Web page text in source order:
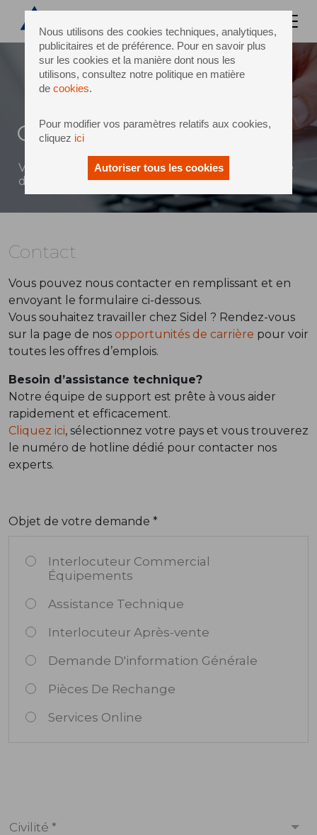
Nous utilisons des cookies techniques, analytiques,
publicitaires et de préférence. Pour en savoir plus
sur les cookies et la manière dont nous les
utilisons, consultez notre politique en matière
de cookies.
Pour modifier vos paramètres relatifs aux cookies,
cliquez ici
Autoriser tous les cookies
Contact
Vous pouvez envoyer un message à Sidel à l'aide
du formulaire ci-dessous
Contact
Vous pouvez nous contacter en remplissant et en
envoyant le formulaire ci-dessous.
Vous souhaitez travailler chez Sidel ? Rendez-vous
sur la page de nos opportunités de carrière pour voir
toutes les offres d’emplois.
Besoin d’assistance technique?
Notre équipe de support est prête à vous aider
rapidement et efficacement.
Cliquez ici, sélectionnez votre pays et vous trouverez
le numéro de hotline dédié pour contacter nos
experts.
Objet de votre demande *
Interlocuteur Commercial
Équipements
Assistance Technique
Interlocuteur Après-vente
Demande D'information Générale
Pièces De Rechange
Services Online
Civilité *